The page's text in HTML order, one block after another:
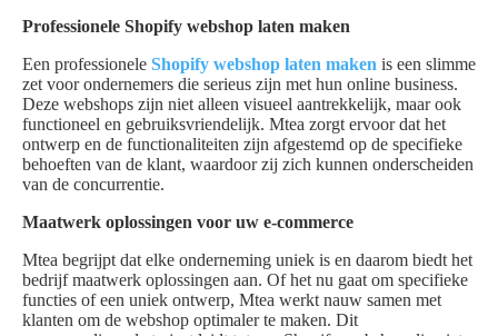
Professionele Shopify webshop laten maken
Een professionele Shopify webshop laten maken is een slimme
zet voor ondernemers die serieus zijn met hun online business.
Deze webshops zijn niet alleen visueel aantrekkelijk, maar ook
functioneel en gebruiksvriendelijk. Mtea zorgt ervoor dat het
ontwerp en de functionaliteiten zijn afgestemd op de specifieke
behoeften van de klant, waardoor zij zich kunnen onderscheiden
van de concurrentie.
Maatwerk oplossingen voor uw e-commerce
Mtea begrijpt dat elke onderneming uniek is en daarom biedt het
bedrijf maatwerk oplossingen aan. Of het nu gaat om specifieke
functies of een uniek ontwerp, Mtea werkt nauw samen met
klanten om de webshop optimaler te maken. Dit